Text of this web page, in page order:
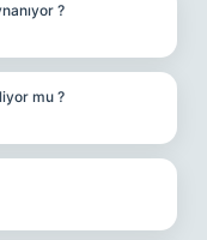
?
mu ?